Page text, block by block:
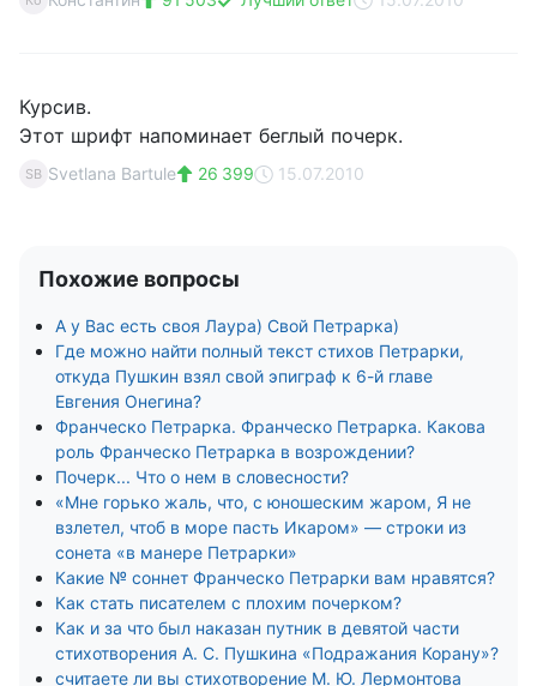
Курсив.
Этот шрифт напоминает беглый почерк.
SB Svetlana Bartule 26 399 15.07.2010
Похожие вопросы
А у Вас есть своя Лаура) Свой Петрарка)
Где можно найти полный текст стихов Петрарки,
откуда Пушкин взял свой эпиграф к 6-й главе
Евгения Онегина?
Франческо Петрарка. Франческо Петрарка. Какова
роль Франческо Петрарка в возрождении?
Почерк... Что о нем в словесности?
«Мне горько жаль, что, с юношеским жаром, Я не
взлетел, чтоб в море пасть Икаром» — строки из
сонета «в манере Петрарки»
Какие № соннет Франческо Петрарки вам нравятся?
Как стать писателем с плохим почерком?
Как и за что был наказан путник в девятой части
стихотворения А. С. Пушкина «Подражания Корану»?
считаете ли вы стихотворение М. Ю. Лермонтова